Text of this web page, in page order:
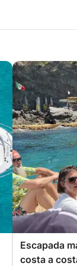
Escapada
costa a